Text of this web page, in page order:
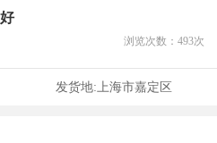
浏览次数： 493次
发货地:上海市嘉定区